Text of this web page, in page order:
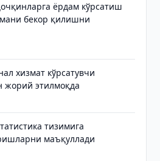
ёрдам кўрсатиш
бекор қилишни
хизмат кўрсатувчи
жорий этилмоқда
тизимига
маъқуллади